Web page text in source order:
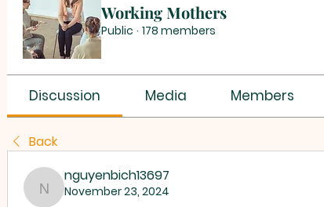
Working Mothers
Public · 178 members
Discussion Media Members
Back
nguyenbich13697
nguyenbich13697
November 23, 2024